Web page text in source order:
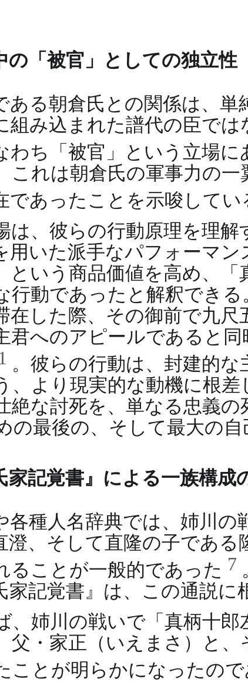
の「被官」としての独立性
ある朝倉氏との関係は、
組み込まれた譜代の臣で
わち「被官」という立場に
これは朝倉氏の軍事力の
であったことを示唆してい
は、彼らの行動原理を理
用いた派手なパフォーマ
という商品価値を高め、
行動であったと解釈でき
在した際、その御前で九
君へのアピールであると
1 。彼らの行動は、封建的
、より現実的な動機に根
絶な討死を、単なる忠義
の最後の、そして最大の
家記覚書』による一族構成
各種人名辞典では、姉川
澄、そして直隆の子であ
ることが一般的であった 7
家記覚書』は、この通説
、姉川の戦いで「真柄十
父・家正（いえまさ）と
ことが明らかになったので